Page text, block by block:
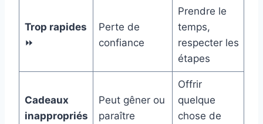
Trop rapides
⏩
Perte de
confiance
Prendre le
temps,
respecter les
étapes
Cadeaux
inappropriés
Peut gêner ou
paraître
Offrir
quelque
chose de